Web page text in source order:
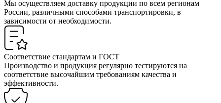
Мы осуществляем доставку продукции по всем регионам
России, различными способами транспортировки, в
зависимости от необходимости.
Соответствие стандартам и ГОСТ
Производство и продукция регулярно тестируются на
соответствие высочайшим требованиям качества и
эффективности.